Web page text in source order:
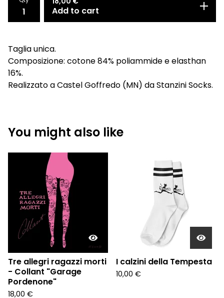
Add to cart
Taglia unica.
Composizione: cotone 84% poliammide e elasthan
16%.
Realizzato a Castel Goffredo (MN) da Stanzini Socks.
You might also like
Tre allegri ragazzi morti
- Collant "Garage
Pordenone"
18,00 €
I calzini della Tempesta
10,00 €